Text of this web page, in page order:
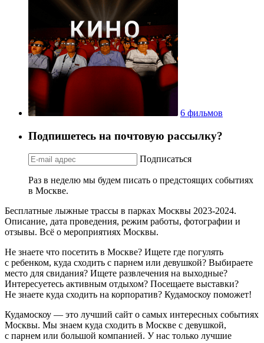
6 фильмов
Подпишетесь на почтовую рассылку?
Подписаться
Раз в неделю мы будем писать о предстоящих событиях
в Москве.
Бесплатные лыжные трассы в парках Москвы 2023-2024.
Описание, дата проведения, режим работы, фотографии и
отзывы. Всё о мероприятиях Москвы.
Не знаете что посетить в Москве? Ищете где погулять
с ребенком, куда сходить с парнем или девушкой? Выбираете
место для свидания? Ищете развлечения на выходные?
Интересуетесь активным отдыхом? Посещаете выставки?
Не знаете куда сходить на корпоратив? Кудамоскоу поможет!
Кудамоскоу — это лучший сайт о самых интересных событиях
Москвы. Мы знаем куда сходить в Москве с девушкой,
с парнем или большой компанией. У нас только лучшие